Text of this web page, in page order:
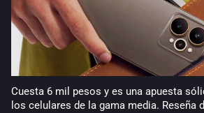
Cuesta 6 mil pesos y es una apuesta
los celulares de la gama media. Reseña